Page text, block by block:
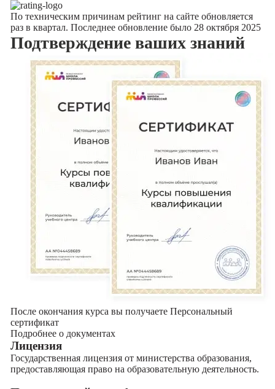
По техническим причинам рейтинг на сайте обновляется
раз в квартал. Последнее обновление было 28 октября 2025
Подтверждение ваших знаний
После окончания курса вы получаете Персональный
сертификат
Подробнее о документах
Лицензия
Государственная лицензия от министерства образования,
предоставляющая право на образовательную деятельность.